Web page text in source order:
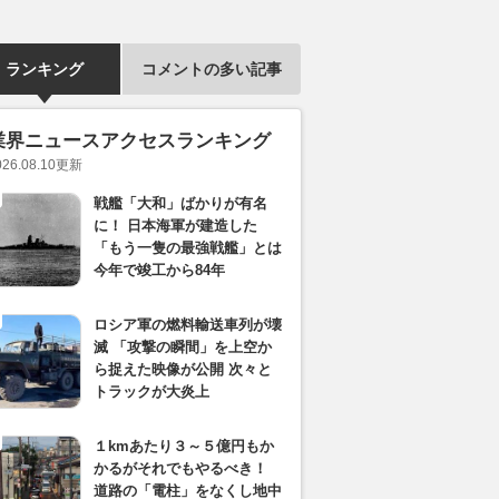
ランキング コメントの多い記事
界ニュースアクセスランキング
更新
戦艦「大和」ばかりが有名
に！ 日本海軍が建造した
「もう一隻の最強戦艦」とは
今年で竣工から84年
ロシア軍の燃料輸送車列が壊
滅 「攻撃の瞬間」を上空か
ら捉えた映像が公開 次々と
トラックが大炎上
１kmあたり３～５億円もか
かるがそれでもやるべき！
道路の「電柱」をなくし地中